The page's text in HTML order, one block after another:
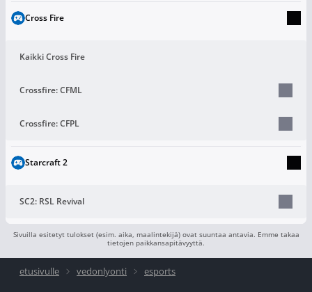
Cross Fire
Kaikki Cross Fire
Crossfire: CFML
Crossfire: CFPL
Starcraft 2
SC2: RSL Revival
Sivuilla esitetyt tulokset (esim. aika, maalintekijä) ovat suuntaa antavia. Emme takaa
tietojen paikkansapitävyyttä.
etusivulle vedonlyonti esports